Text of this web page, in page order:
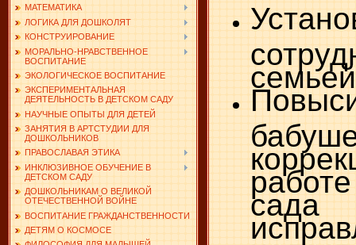
МАТЕМАТИКА
ЛОГИКА ДЛЯ ДОШКОЛЯТ
КОНСТРУИРОВАНИЕ
МОРАЛЬНО-НРАВСТВЕННОЕ
ВОСПИТАНИЕ
ЭКОЛОГИЧЕСКОЕ ВОСПИТАНИЕ
ЭКСПЕРИМЕНТАЛЬНАЯ
ДЕЯТЕЛЬНОСТЬ В ДЕТСКОМ САДУ
НАУЧНЫЕ ОПЫТЫ ДЛЯ ДЕТЕЙ
ЗАНЯТИЯ В АРТСТУДИИ ДЛЯ
ДОШКОЛЬНИКОВ
ПРАВОСЛАВАЯ ЭТИКА
ИНКЛЮЗИВНОЕ ОБУЧЕНИЕ В
ДЕТСКОМ САДУ
ДОШКОЛЬНИКАМ О ВЕЛИКОЙ
ОТЕЧЕСТВЕННОЙ ВОЙНЕ
ВОСПИТАНИЕ ГРАЖДАНСТВЕННОСТИ
ДЕТЯМ О КОСМОСЕ